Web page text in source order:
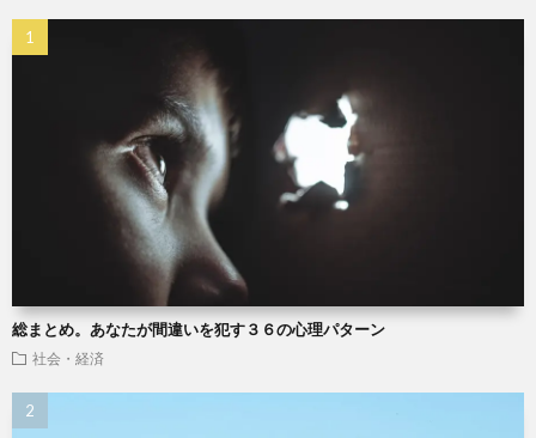
総まとめ。あなたが間違いを犯す３６の心理パターン
社会・経済